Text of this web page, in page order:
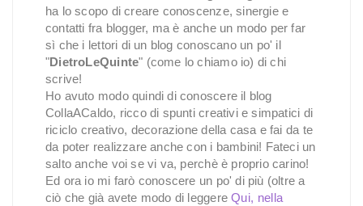
ha lo scopo di creare conoscenze, sinergie e
contatti fra blogger, ma è anche un modo per far
sì che i lettori di un blog conoscano un po' il
"DietroLeQuinte" (come lo chiamo io) di chi
scrive!
Ho avuto modo quindi di conoscere il blog
CollaACaldo, ricco di spunti creativi e simpatici di
riciclo creativo, decorazione della casa e fai da te
da poter realizzare anche con i bambini! Fateci un
salto anche voi se vi va, perchè è proprio carino!
Ed ora io mi farò conoscere un po' di più (oltre a
ciò che già avete modo di leggereQui, nella